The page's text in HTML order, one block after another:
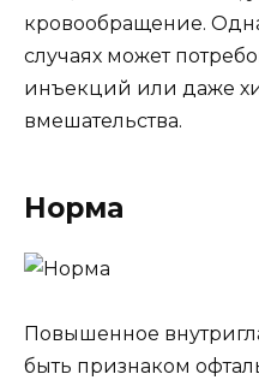
кровообращение.
случаях может
инъекций или даже
вмешательства.
Норма
Повышенное
быть признаком